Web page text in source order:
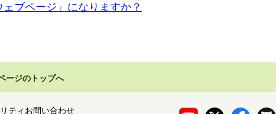
ブページ」になりますか？
ージのトップへ
ティ お問い合わせ